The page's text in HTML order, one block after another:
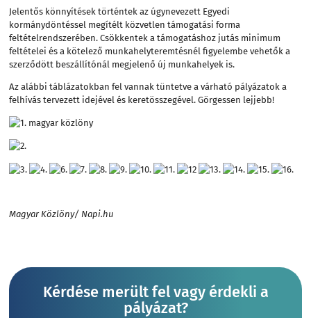
Jelentős könnyítések történtek az úgynevezett Egyedi
kormánydöntéssel megítélt közvetlen támogatási forma
feltételrendszerében. Csökkentek a támogatáshoz jutás minimum
feltételei és a kötelező munkahelyteremtésnél figyelembe vehetők a
szerződött beszállítónál megjelenő új munkahelyek is.
Az alábbi táblázatokban fel vannak tüntetve a várható pályázatok a
felhívás tervezett idejével és keretösszegével. Görgessen lejjebb!
Magyar Közlöny/ Napi.hu
Kérdése merült fel vagy érdekli a
pályázat?